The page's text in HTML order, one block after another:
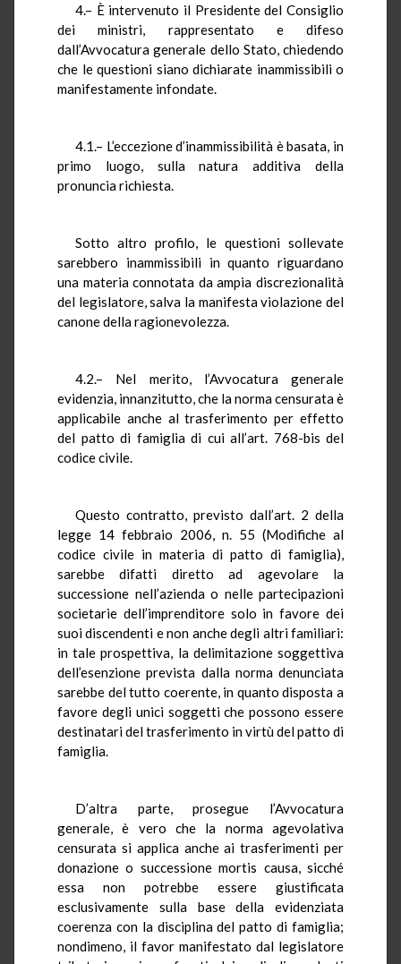
4.– È intervenuto il Presidente del Consiglio
dei ministri, rappresentato e difeso
dall’Avvocatura generale dello Stato, chiedendo
che le questioni siano dichiarate inammissibili o
manifestamente infondate.
4.1.– L’eccezione d’inammissibilità è basata, in
primo luogo, sulla natura additiva della
pronuncia richiesta.
Sotto altro profilo, le questioni sollevate
sarebbero inammissibili in quanto riguardano
una materia connotata da ampia discrezionalità
del legislatore, salva la manifesta violazione del
canone della ragionevolezza.
4.2.– Nel merito, l’Avvocatura generale
evidenzia, innanzitutto, che la norma censurata è
applicabile anche al trasferimento per effetto
del patto di famiglia di cui all’art. 768-bis del
codice civile.
Questo contratto, previsto dall’art. 2 della
legge 14 febbraio 2006, n. 55 (Modifiche al
codice civile in materia di patto di famiglia),
sarebbe difatti diretto ad agevolare la
successione nell’azienda o nelle partecipazioni
societarie dell’imprenditore solo in favore dei
suoi discendenti e non anche degli altri familiari:
in tale prospettiva, la delimitazione soggettiva
dell’esenzione prevista dalla norma denunciata
sarebbe del tutto coerente, in quanto disposta a
favore degli unici soggetti che possono essere
destinatari del trasferimento in virtù del patto di
famiglia.
D’altra parte, prosegue l’Avvocatura
generale, è vero che la norma agevolativa
censurata si applica anche ai trasferimenti per
donazione o successione mortis causa, sicché
essa non potrebbe essere giustificata
esclusivamente sulla base della evidenziata
coerenza con la disciplina del patto di famiglia;
nondimeno, il favor manifestato dal legislatore